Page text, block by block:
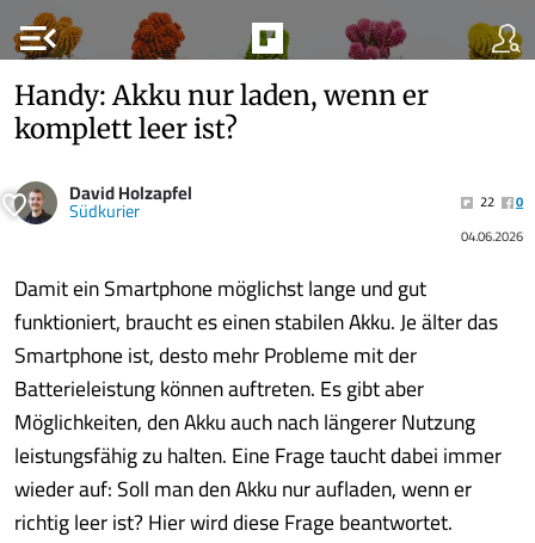
menu_open
Handy: Akku nur laden, wenn er
komplett leer ist?
David Holzapfel
Südkurier 22
0
04.06.2026
Damit ein Smartphone möglichst lange und gut
funktioniert, braucht es einen stabilen Akku. Je älter das
Smartphone ist, desto mehr Probleme mit der
Batterieleistung können auftreten. Es gibt aber
Möglichkeiten, den Akku auch nach längerer Nutzung
leistungsfähig zu halten. Eine Frage taucht dabei immer
wieder auf: Soll man den Akku nur aufladen, wenn er
richtig leer ist? Hier wird diese Frage beantwortet.